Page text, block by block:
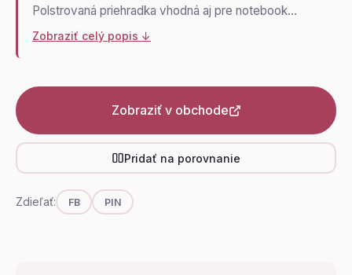
Polstrovaná priehradka vhodná aj pre notebook…
Zobraziť celý popis ↓
Zobraziť v obchode
Pridať na porovnanie
Zdieľať: FB PIN